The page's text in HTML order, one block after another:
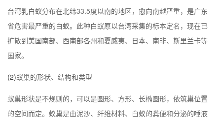
台湾乳白蚁分布在北纬33.5度以南的地区，愈向南越严重，是广东
省危害最严重的白蚁。此种白蚁原以台湾采集的标本定名，现在已
扩散到美国南部、西南部各州和夏威夷、日本、南非、斯里兰卡等
国家。
(2)蚁巢的形状、结构和类型
蚁巢形状是不规则的，可以是圆形、方形、长椭圆形，依筑巢位置
的空间而定。蚁巢是由泥沙、纤维材料、白蚁的粪便和分泌的唾液